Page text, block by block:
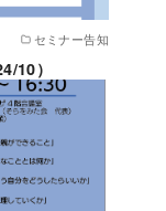
セミナー告知
10）